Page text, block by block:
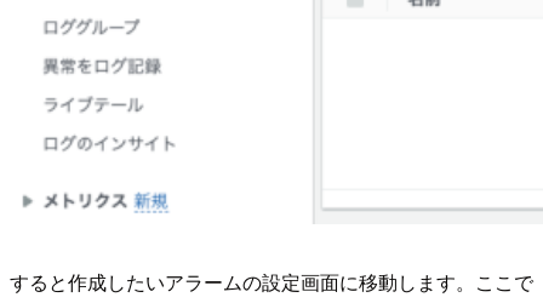
すると作成したいアラームの設定画面に移動します。ここで